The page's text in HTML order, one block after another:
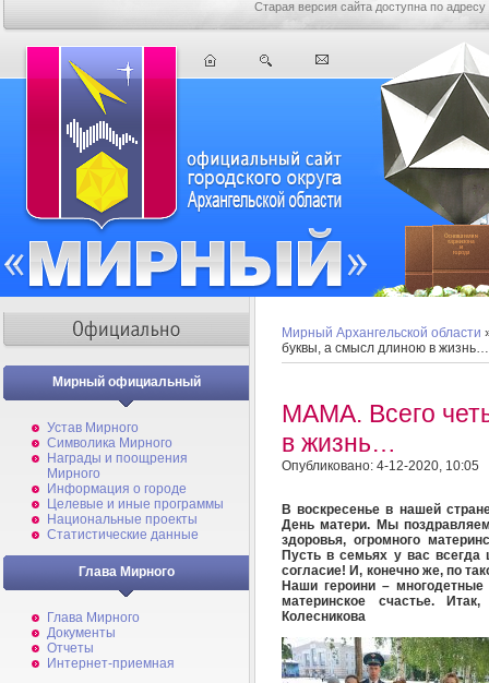
Старая версия сайта доступна по адресу
Мирный официальный
Устав Мирного
Символика Мирного
Награды и поощрения
Мирного
Информация о городе
Целевые и иные программы
Национальные проекты
Статистические данные
Глава Мирного
Глава Мирного
Документы
Отчеты
Интернет-приемная
Мирный Архангельской области
буквы, а смысл длиною в жизнь…
МАМА. Всего
в жизнь…
Опубликовано: 4-12-2020, 10:05
В воскресенье в нашей
День матери. Мы
здоровья, огромного
Пусть в семьях у вас всегда
согласие! И, конечно же, по
Наши героини –
материнское счастье.
Колесникова